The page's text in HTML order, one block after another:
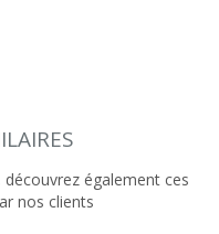
également ces
nos clients